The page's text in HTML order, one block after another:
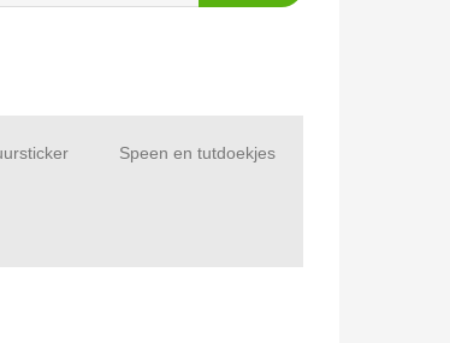
Speen en tutdoekjes